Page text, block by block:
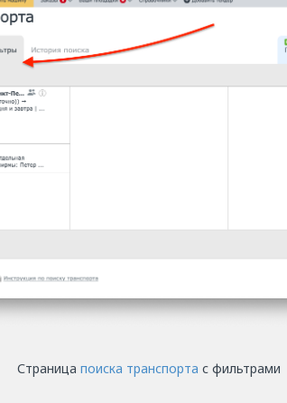
Страница поиска транспорта с фильтрами